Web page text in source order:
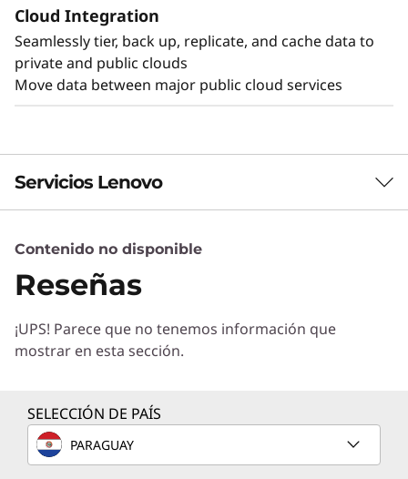
Cloud Integration
Seamlessly tier, back up, replicate, and cache data to
private and public clouds
Move data between major public cloud services
Servicios Lenovo
Servicios de Soluciones
Diseñe la mejor estrategia para su empresa.
correcta para sus exclusivas necesidades
empresariales.
Servicios de Implementación
Contenido no disponible
Reseñas
¡UPS! Parece que no tenemos información que
mostrar en esta sección.
SELECCIÓN DE PAÍS
PARAGUAY